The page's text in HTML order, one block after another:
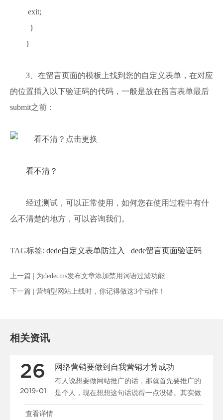
exit;
}
}
3、在留言页面的模板上找到您的自定义表单，在对应
的位置插入以下验证码的代码，一般是放在留言表单最后
submit之前：
看不清？
经过测试，可以正常使用，如何您在使用过程中有什
么不清楚的地方，可以咨询我们。
TAG标签: dede自定义表单防注入 dede留言页面验证码
上一篇 | 为dedecms发布文章添加禁用词语过滤功能
下一篇 | 营销型网站上线时，你记得做这3个动作！
相关资讯
26
2019-01
网络营销要做到自我营销才算成功
有人说想要做网站推广的话，那就首先要推广的
是个人，现在想想这句话说得一点没错。其实做
公司又何曾不是在......
查看详情